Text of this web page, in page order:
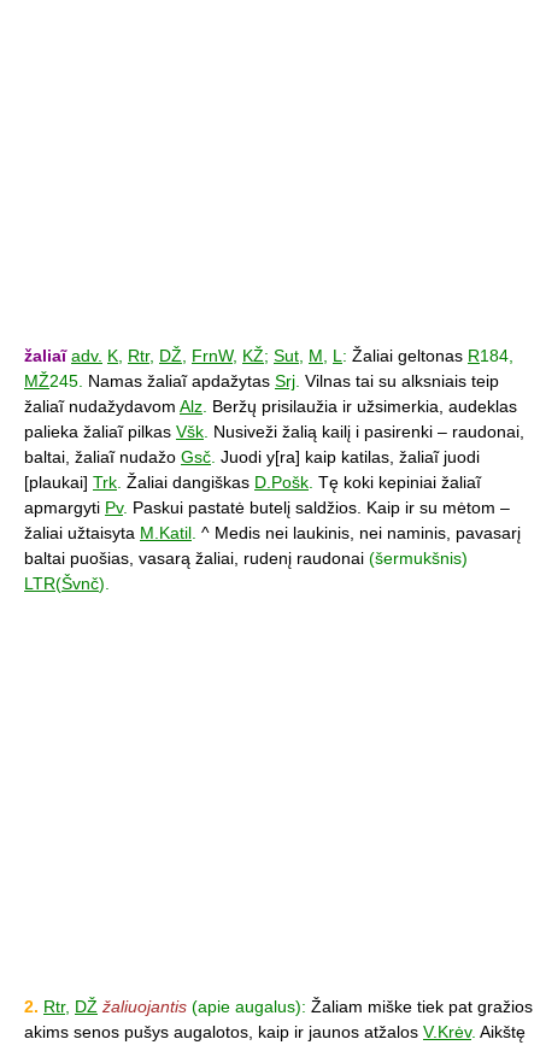
žaliaĩ adv. K Rtr, DŽ FrnW, KŽ; Sut M L : Žaliai geltonas R184,
MŽ245. Namas žaliaĩ apdažytas Srj Vilnas tai su alksniais teip
žaliaĩ nudažydavom Alz Beržų prisilaužia ir užsimerkia, audeklas
palieka žaliaĩ pilkas Všk Nusiveži žalią kailį i pasirenki – raudonai,
baltai, žaliaĩ nudažo Gsč Juodi y[ra] kaip katilas, žaliaĩ juodi
[plaukai] Trk Žaliai dangiškas D.Pošk Tę koki kepiniai žaliaĩ
apmargyti Pv. Paskui pastatė butelį saldžios. Kaip ir su mėtom –
žaliai užtaisyta M.Katil ^ Medis nei laukinis, nei naminis, pavasarį
baltai puošias, vasarą žaliai, rudenį raudonai (šermukšnis)
LTR(Švnč).
2. Rtr, DŽ žaliuojantis (apie augalus): Žaliam miške tiek pat gražios
akims senos pušys augalotos, kaip ir jaunos atžalos V.Krėv. Aikštę